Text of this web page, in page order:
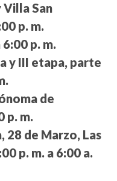
Villa San
p. m.
6:00 p. m.
y III etapa, parte
de
p. m.
28 de Marzo, Las
p. m. a 6:00 a.